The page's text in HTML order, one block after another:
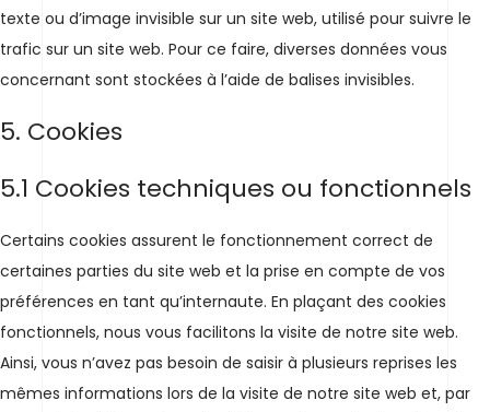
texte ou d’image invisible sur un site web, utilisé pour suivre le
trafic sur un site web. Pour ce faire, diverses données vous
concernant sont stockées à l’aide de balises invisibles.
5. Cookies
5.1 Cookies techniques ou fonctionnels
Certains cookies assurent le fonctionnement correct de
certaines parties du site web et la prise en compte de vos
préférences en tant qu’internaute. En plaçant des cookies
fonctionnels, nous vous facilitons la visite de notre site web.
Ainsi, vous n’avez pas besoin de saisir à plusieurs reprises les
mêmes informations lors de la visite de notre site web et, par